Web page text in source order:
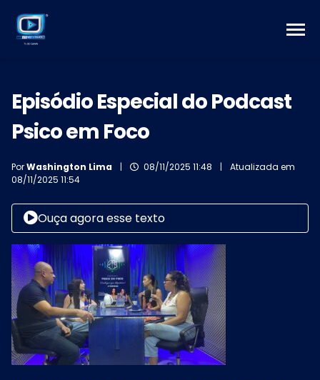
Episódio Especial do Podcast
Psico em Foco
PorWashington Lima | 08/11/2025 11:48 |
Atualizada em
08/11/2025 11:54
Ouça agora esse texto